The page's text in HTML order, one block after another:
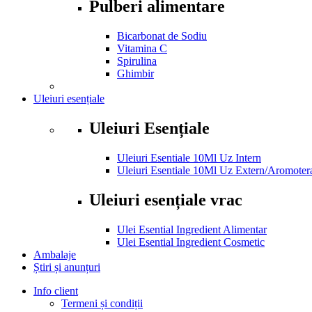
Pulberi alimentare
Bicarbonat de Sodiu
Vitamina C
Spirulina
Ghimbir
Uleiuri esențiale
Uleiuri Esențiale
Uleiuri Esentiale 10Ml Uz Intern
Uleiuri Esentiale 10Ml Uz Extern/
Uleiuri esențiale vrac
Ulei Esential Ingredient Alimentar
Ulei Esential Ingredient Cosmetic
Ambalaje
Știri și anunțuri
Info client
Termeni și condiții